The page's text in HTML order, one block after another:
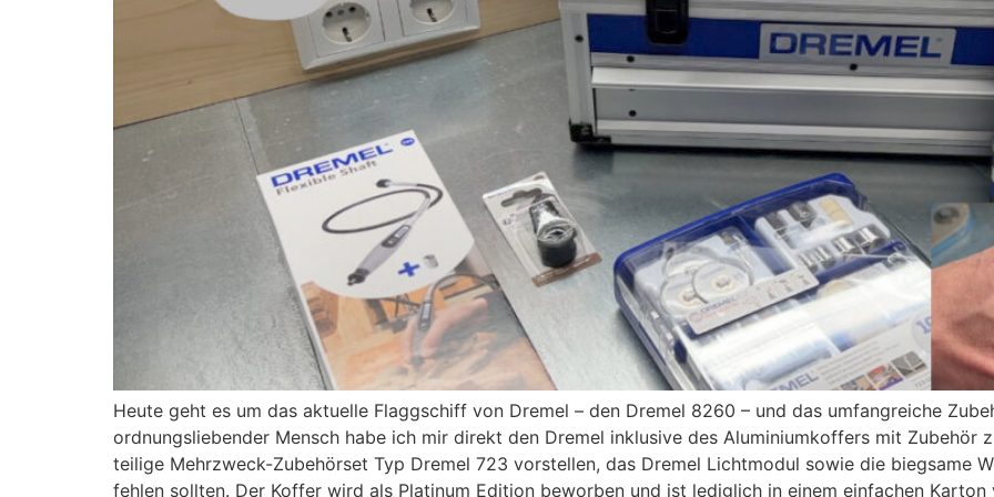
Heute geht es um das aktuelle Flaggschiff von Dremel – den Dremel 8260 – und das umfangreiche
ordnungsliebender Mensch habe ich mir direkt den Dremel inklusive des Aluminiumkoffers mit Zubehör
teilige Mehrzweck-Zubehörset Typ Dremel 723 vorstellen, das Dremel Lichtmodul sowie die biegsame
fehlen sollten. Der Koffer wird als Platinum Edition beworben und ist lediglich in einem einfachen